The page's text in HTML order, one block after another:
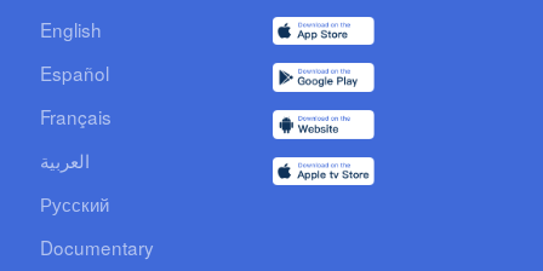
English
Español
Français
العربية
Русский
Documentary